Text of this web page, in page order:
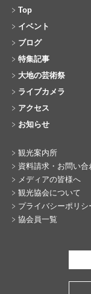
Top
イベント
ブログ
特集記事
大地の芸術祭
ライブカメラ
アクセス
お知らせ
観光案内所
資料請求・お問い合
メディアの皆様へ
観光協会について
プライバシーポリシ
協会員一覧